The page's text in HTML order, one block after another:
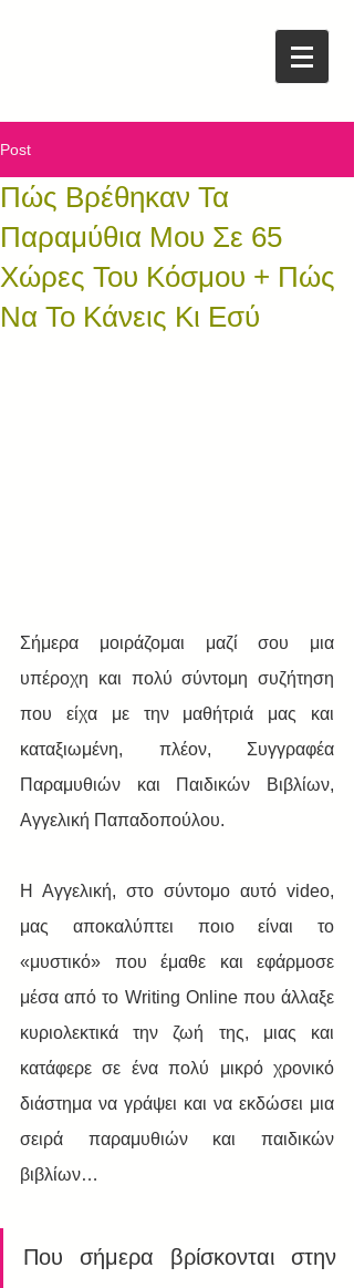
Post
Πώς Βρέθηκαν Τα
Παραμύθια Μου Σε 65
Χώρες Του Κόσμου + Πώς
Να Το Κάνεις Κι Εσύ
Σήμερα μοιράζομαι μαζί σου μια
υπέροχη και πολύ σύντομη συζήτηση
που είχα με την μαθήτριά μας και
καταξιωμένη, πλέον, Συγγραφέα
Παραμυθιών και Παιδικών Βιβλίων,
Αγγελική Παπαδοπούλου.
Η Αγγελική, στο σύντομο αυτό video,
μας αποκαλύπτει ποιο είναι το
«μυστικό» που έμαθε και εφάρμοσε
μέσα από το Writing Online που άλλαξε
κυριολεκτικά την ζωή της, μιας και
κατάφερε σε ένα πολύ μικρό χρονικό
διάστημα να γράψει και να εκδώσει μια
σειρά παραμυθιών και παιδικών
βιβλίων…
Που σήμερα βρίσκονται στην